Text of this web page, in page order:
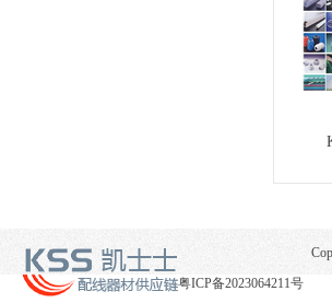
粤ICP备2023064211号